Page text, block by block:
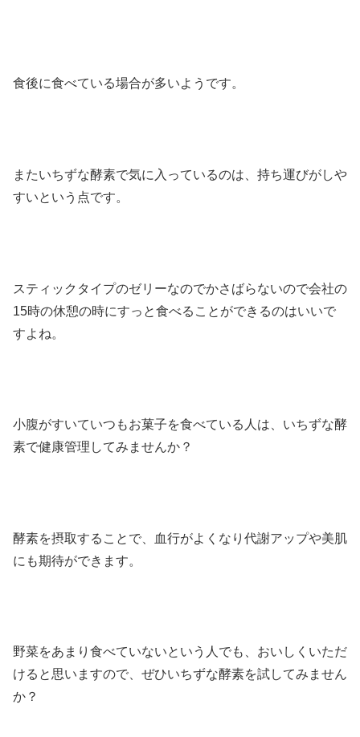
食後に食べている場合が多いようです。
またいちずな酵素で気に入っているのは、持ち運びがしや
すいという点です。
スティックタイプのゼリーなのでかさばらないので会社の
15時の休憩の時にすっと食べることができるのはいいで
すよね。
小腹がすいていつもお菓子を食べている人は、いちずな酵
素で健康管理してみませんか？
酵素を摂取することで、血行がよくなり代謝アップや美肌
にも期待ができます。
野菜をあまり食べていないという人でも、おいしくいただ
けると思いますので、ぜひいちずな酵素を試してみません
か？